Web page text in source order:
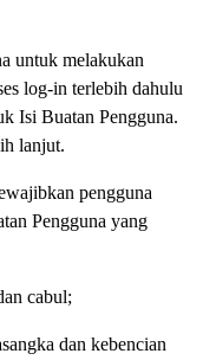
untuk melakukan
log-in terlebih dahulu
Isi Buatan Pengguna.
lanjut.
pengguna
Pengguna yang
cabul;
dan kebencian